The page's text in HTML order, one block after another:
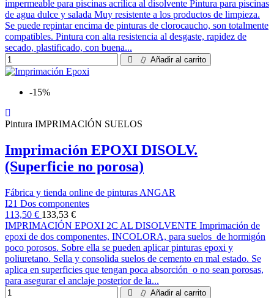
impermeable para piscinas acrílica al disolvente Pintura para piscinas
de agua dulce y salada Muy resistente a los productos de limpieza.
Se puede repintar encima de pinturas de clorocaucho, son totalmente
compatibles. Pintura con alta resistencia al desgaste, rapidez de
secado, plastificado, con buena...
Añadir al carrito
-15%
Pintura IMPRIMACIÓN SUELOS
Imprimación EPOXI DISOLV.
(Superficie no porosa)
Fábrica y tienda online de pinturas ANGAR
I21 Dos componentes
113,50 € 133,53 €
IMPRIMACIÓN EPOXI 2C AL DISOLVENTE Imprimación de
epoxi de dos componentes, INCOLORA, para suelos de hormigón
poco porosos. Sobre ella se pueden aplicar pinturas epoxi y
poliuretano. Sella y consolida suelos de cemento en mal estado. Se
aplica en superficies que tengan poca absorción o no sean porosas,
para asegurar el anclaje posterior de la...
Añadir al carrito